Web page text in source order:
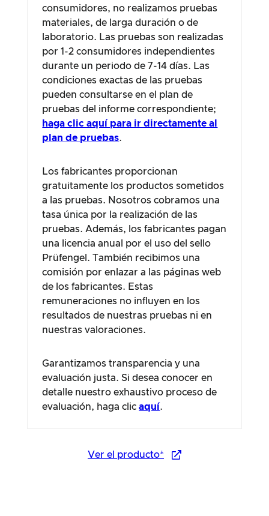
consumidores, no realizamos pruebas
materiales, de larga duración o de
laboratorio. Las pruebas son realizadas
por 1-2 consumidores independientes
durante un periodo de 7-14 días. Las
condiciones exactas de las pruebas
pueden consultarse en el plan de
pruebas del informe correspondiente;
haga clic aquí para ir directamente al
plan de pruebas.
Los fabricantes proporcionan
gratuitamente los productos sometidos
a las pruebas. Nosotros cobramos una
tasa única por la realización de las
pruebas. Además, los fabricantes pagan
una licencia anual por el uso del sello
Prüfengel. También recibimos una
comisión por enlazar a las páginas web
de los fabricantes. Estas
remuneraciones no influyen en los
resultados de nuestras pruebas ni en
nuestras valoraciones.
Garantizamos transparencia y una
evaluación justa. Si desea conocer en
detalle nuestro exhaustivo proceso de
evaluación, haga clicaquí.
Ver el producto*